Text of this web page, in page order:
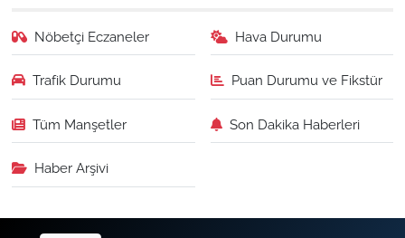
Nöbetçi Eczaneler Hava Durumu
Trafik Durumu Puan Durumu ve Fikstür
Tüm Manşetler Son Dakika Haberleri
Haber Arşivi